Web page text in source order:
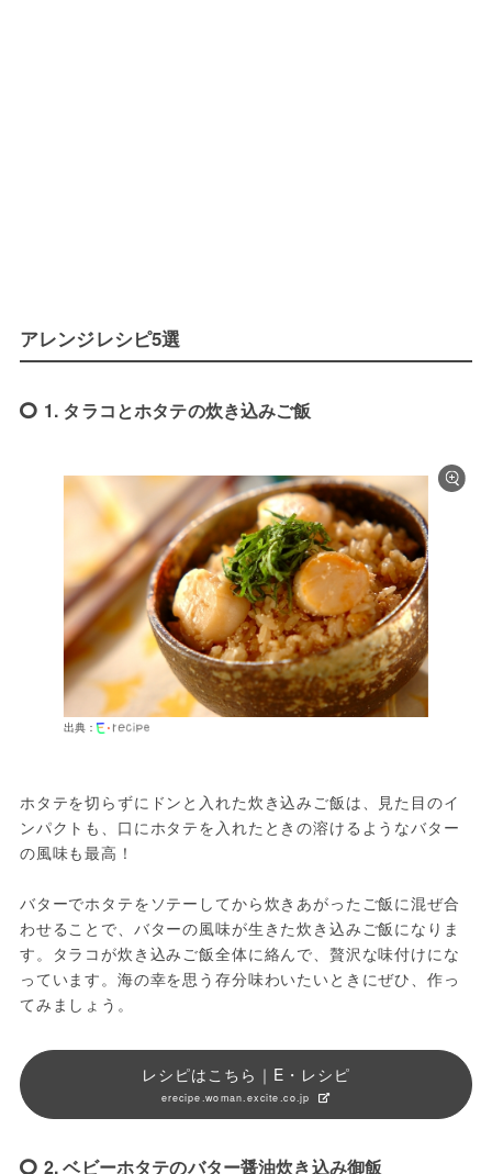
アレンジレシピ5選
1. タラコとホタテの炊き込みご飯
出典：
ホタテを切らずにドンと入れた炊き込みご飯は、見た目のイ
ンパクトも、口にホタテを入れたときの溶けるようなバター
の風味も最高！
バターでホタテをソテーしてから炊きあがったご飯に混ぜ合
わせることで、バターの風味が生きた炊き込みご飯になりま
す。タラコが炊き込みご飯全体に絡んで、贅沢な味付けにな
っています。海の幸を思う存分味わいたいときにぜひ、作っ
レシピはこちら｜E・レシピ
erecipe.woman.excite.co.jp
2. ベビーホタテのバター醤油炊き込み御飯